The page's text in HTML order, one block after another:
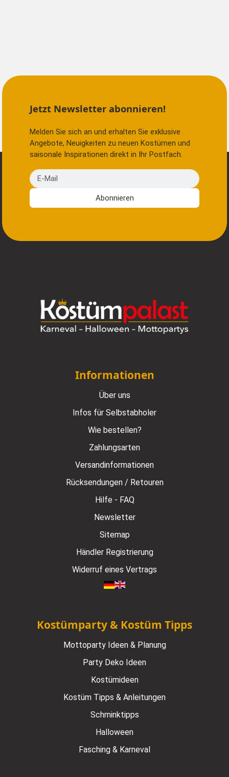
Jetzt Newsletter abonnieren!
Melden Sie sich an und erhalten Sie exklusive
Angebote, Neuigkeiten zu neuen Kostümen und
saisonale Inspirationen direkt in Ihr Postfach.
E-Mail
Abonnieren
Informationen
Über uns
Infos für Selbstabholer
Wie bestellen?
Zahlungsarten
Versandinformationen
Rücksendungen / Retouren
Hilfe - FAQ
Newsletter
Sitemap
Händler Registrierung
Widerruf eines Vertrags
Kostümparty & Kostüm Tipps
Mottoparty Ideen & Planung
Party Deko Ideen
Kostümideen
Kostüm Tipps & Anleitungen
Schminktipps
Halloween
Fasching & Karneval